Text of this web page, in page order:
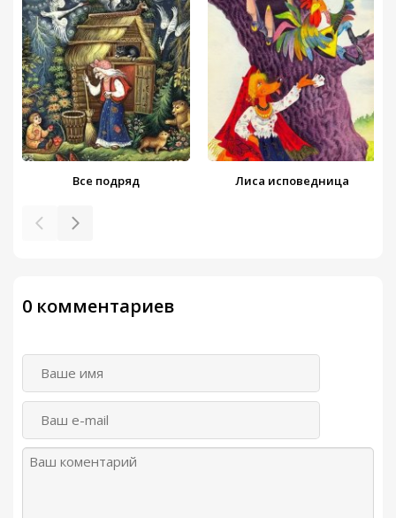
Все подряд Лиса исповедница
0 комментариев